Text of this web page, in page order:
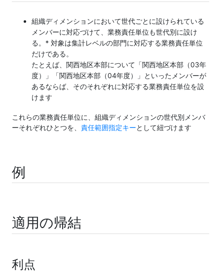
組織ディメンションにおいて世代ごとに設けられている
メンバーに対応づけて、業務責任単位も世代別に設け
る。* 対象は集計レベルの部門に対応する業務責任単位
だけである。
たとえば、関西地区本部について「関西地区本部（03年
度）」「関西地区本部（04年度）」といったメンバーが
あるならば、そのそれぞれに対応する業務責任単位を設
けます
これらの業務責任単位に、組織ディメンションの世代別メンバ
ーそれぞれひとつを、 責任範囲指定キーとして紐づけます
例
適用の帰結
利点